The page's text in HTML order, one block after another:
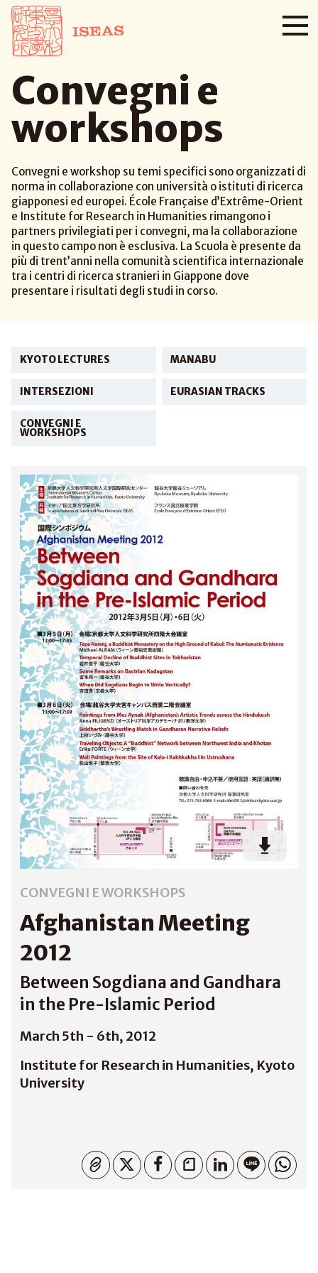
Convegni e
workshops
Convegni e workshop su temi specifici sono organizzati di
norma in collaborazione con università o istituti di ricerca
giapponesi ed europei. École Française d’Extrême-Orient
e Institute for Research in Humanities rimangono i
partners privilegiati per i convegni, ma la collaborazione
in questo campo non è esclusiva. La Scuola è presente da
più di trent’anni nella comunità scientifica internazionale
tra i centri di ricerca stranieri in Giappone dove
presentare i risultati degli studi in corso.
KYOTO LECTURES MANABU
INTERSEZIONI EURASIAN TRACKS
CONVEGNI E
WORKSHOPS
CONVEGNI E WORKSHOPS
Afghanistan Meeting
2012
Between Sogdiana and Gandhara
in the Pre-Islamic Period
March 5th - 6th, 2012
Institute for Research in Humanities, Kyoto
University
Copied